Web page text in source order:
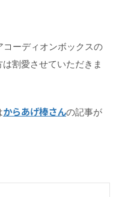
ーディオンボックスの
割愛させていただきま
からあげ棒さんの記事が